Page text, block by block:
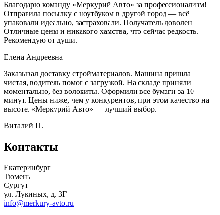
Благодарю команду «Меркурий Авто» за профессионализм!
Отправила посылку с ноутбуком в другой город — всё
упаковали идеально, застраховали. Получатель доволен.
Отличные цены и никакого хамства, что сейчас редкость.
Рекомендую от души.
Елена Андреевна
Заказывал доставку стройматериалов. Машина пришла
чистая, водитель помог с загрузкой. На складе приняли
моментально, без волокиты. Оформили все бумаги за 10
минут. Цены ниже, чем у конкурентов, при этом качество на
высоте. «Меркурий Авто» — лучший выбор.
Виталий П.
Контакты
Екатеринбург
Тюмень
Сургут
ул. Лукиных, д. 3Г
info@merkury-avto.ru